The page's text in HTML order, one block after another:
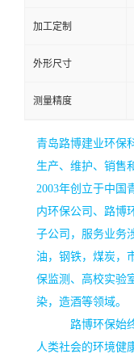
留
言
加工定制
外形尺寸
测量精度
青岛路博建业环保
生产、维护、销售
2003年创立于中国
内环保公司、路博
子公司，服务业务
油，钢铁，煤炭，
保监测、高校实验
染，造酒等领域。
路博环保始
人类社会的环境健